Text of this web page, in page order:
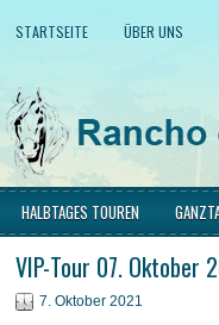
STARTSEITE ÜBER UNS
HALBTAGES TOUREN
VIP-Tour 07. Oktober
7. Oktober 2021